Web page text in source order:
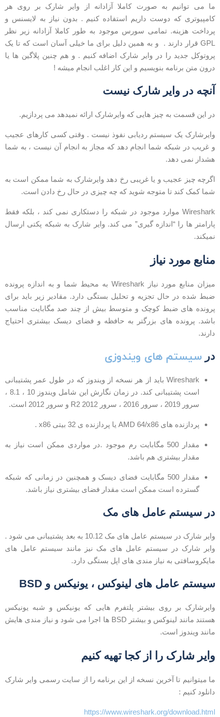
می توانیم به صورت کاملا آزادانه از وایر شارک بر روی هر
که دوست داریم استفاده کنیم . بدون نیاز به لایسنس و
هزینه. تمامی سورس موجود به طور کاملا آزادانه زیر نظر
GPL قرار دارند . و به همین دلیل برای ما خیلی آسان است که تا یک
جدید را در وایر شارک اضافه کنیم . و هم چنین پلاگین ها یا
متن برنامه بنویسیم و این کار اغلب انجام میشه !
در وایر شارک نیست
این قسمت به چیز هایی که وایرشارک ارائه نمیدهد می پردازیم.
یک سیستم ردیابی نفوذ نیست . وقتی کسی کارهای عجیب
غریب در شبکه شما انجام دهد که مجاز به انجام آن نیست ، به شما
نمی دهد.
چیز عجیب و یا غریبی رخ دهد وایرشارک به شما ممکن است به
کمک کند تا متوجه شوید که چه چیزی در حال رخ دادن است.
Wireshark موارد موجود در شبکه را دستکاری نمی کند ، بلکه فقط
ها را “اندازه گیری” می کند. وایر شارک به شبکه پکتی ارسال
مورد نیاز
میزان منابع مورد نیاز Wireshark به محیط شما و به اندازه پرونده
شده در حال تجزیه و تحلیل بستگی دارد. مقادیر زیر باید برای
های ضبط کوچک و متوسط ​​بیش از چند صد مگابایت مناسب
پرونده های بزرگتر به حافظه و فضای دیسک بیشتری احتیاج
سیستم های ویندوزی
Wireshark باید از هر نسخه از ویندوز که در طول عمر پشتیبانی
است پشتیبانی کند. در زمان نگارش این شامل ویندوز 10 ، 8.1 ،
سرور 2019 ، سرور 2016 ، سرور 2012 R2 و سرور 2012 است.
پردازنده های AMD 64/x86 یا پردازنده ی 32 بیتی x86 .
مقدار 500 مگابایت رم موجود .در مواردی ممکن است نیاز به
مقدار بیشتری هم باشد.
مقدار 500 مگابایت فضای دیسک و همچنین در زمانی که شبکه
گسترده است ممکن است مقدار فضای بیشتری نیاز باشد.
سیستم عامل های مک
وایر شارک در سیستم عامل های مک 10.12 به بعد پشتیبانی می شود .
شارک در سیستم عامل های مک نیز مانند سیستم عامل های
به نیاز مندی های اپل بستگی دارد.
عامل های لینوکس ، یونیکس و BSD
بر روی بیشتر پلتفرم هایی که یونیکس و شبه یونیکس
هستند مانند لینوکس و بیشتر BSD ها اجرا می شود و نیاز مندی هایش
ویندوز است.
شارک را از کجا تهیه کنیم
میتوانیم تا آخرین نسخه از این برنامه را از سایت رسمی وایر شارک
کنیم :
https://www.wireshark.org/